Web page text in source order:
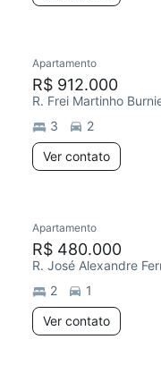
Apartamento
R$ 912.000
R. Frei Martinho
3
2
Ver contato
Apartamento
R$ 480.000
R. José Alexandre
2
1
Ver contato